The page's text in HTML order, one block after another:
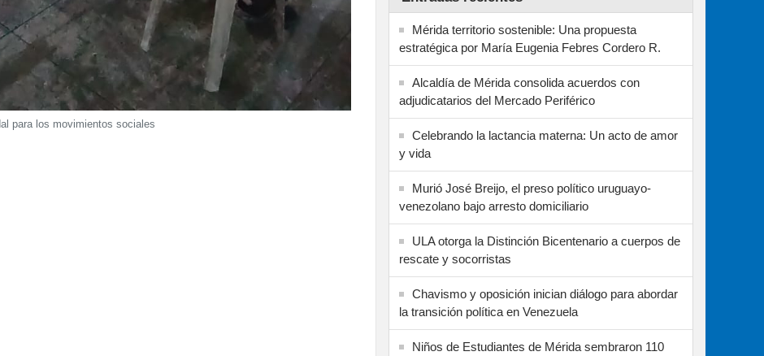
para los movimientos sociales
Mérida territorio sostenible: Una propuesta
estratégica por María Eugenia Febres Cordero R.
Alcaldía de Mérida consolida acuerdos con
adjudicatarios del Mercado Periférico
Celebrando la lactancia materna: Un acto de amor
y vida
Murió José Breijo, el preso político uruguayo-
venezolano bajo arresto domiciliario
ULA otorga la Distinción Bicentenario a cuerpos de
rescate y socorristas
Chavismo y oposición inician diálogo para abordar
la transición política en Venezuela
Niños de Estudiantes de Mérida sembraron 110